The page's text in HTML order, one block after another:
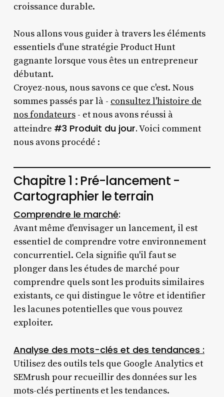
croissance durable.
Nous allons vous guider à travers les éléments
essentiels d'une stratégie Product Hunt
gagnante lorsque vous êtes un entrepreneur
débutant.
Croyez-nous, nous savons ce que c'est. Nous
sommes passés par là - consultez l'histoire de
nos fondateurs- et nous avons réussi à
atteindre #3 Produit du jour.Voici comment
nous avons procédé :
Chapitre 1 : Pré-lancement -
Cartographier le terrain
Comprendre le marché:
Avant même d'envisager un lancement, il est
essentiel de comprendre votre environnement
concurrentiel. Cela signifie qu'il faut se
plonger dans les études de marché pour
comprendre quels sont les produits similaires
existants, ce qui distingue le vôtre et identifier
les lacunes potentielles que vous pouvez
exploiter.
Analyse des mots-clés et des tendances :
Utilisez des outils tels que Google Analytics et
SEMrush pour recueillir des données sur les
mots-clés pertinents et les tendances.